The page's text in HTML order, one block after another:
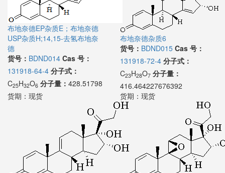
布地奈德EP杂质E；布地奈德
USP杂质H;14,15-去氢布地奈
德
货号： BDND014 Cas 号：
131918-64-4 分子式：
C25H32O6 分子量： 428.51798
货期： 现货
布地奈德杂质6
货号： BDND015 Cas 号：
131918-72-4 分子式：
C23H28O7 分子量：
416.464227676392
货期： 现货